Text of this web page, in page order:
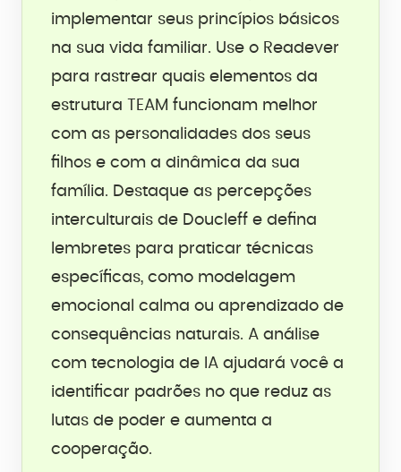
implementar seus princípios básicos
na sua vida familiar. Use o Readever
para rastrear quais elementos da
estrutura TEAM funcionam melhor
com as personalidades dos seus
filhos e com a dinâmica da sua
família. Destaque as percepções
interculturais de Doucleff e defina
lembretes para praticar técnicas
específicas, como modelagem
emocional calma ou aprendizado de
consequências naturais. A análise
com tecnologia de IA ajudará você a
identificar padrões no que reduz as
lutas de poder e aumenta a
cooperação.